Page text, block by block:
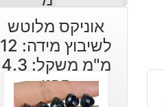
אוניקס מלוטש
לשיבוץ מידה: 12
מ"מ משקל: 4.3
קרט